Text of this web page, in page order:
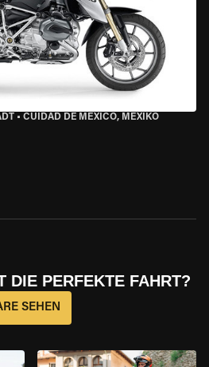
• CUIDAD DE MEXICO, MEXIKO
DIE PERFEKTE FAHRT?
SEHEN